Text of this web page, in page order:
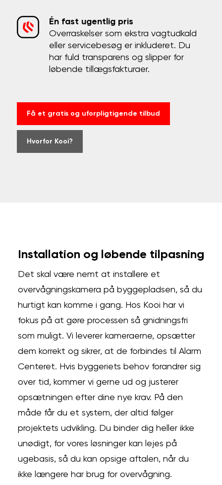
Én fast ugentlig pris
Overraskelser som ekstra vagtudkald
eller servicebesøg er inkluderet. Du
har fuld transparens og slipper for
løbende tillægsfakturaer.
Få et gratis og uforpligtigende tilbud
Hvorfor Kooi?
Installation og løbende tilpasning
Det skal være nemt at installere et
overvågningskamera på byggepladsen, så du
hurtigt kan komme i gang. Hos Kooi har vi
fokus på at gøre processen så gnidningsfri
som muligt. Vi leverer kameraerne, opsætter
dem korrekt og sikrer, at de forbindes til Alarm
Centeret. Hvis byggeriets behov forandrer sig
over tid, kommer vi gerne ud og justerer
opsætningen efter dine nye krav. På den
måde får du et system, der altid følger
projektets udvikling. Du binder dig heller ikke
unødigt, for vores løsninger kan lejes på
ugebasis, så du kan opsige aftalen, når du
ikke længere har brug for overvågning.